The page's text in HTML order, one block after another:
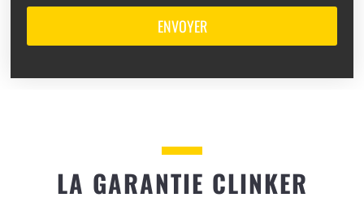
ENVOYER
LA GARANTIE CLINKER